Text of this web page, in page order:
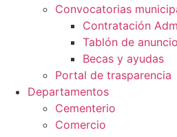
Convocatorias
Contratación
Tablón de
Becas y ayudas
Portal de trasparencia
Departamentos
Cementerio
Comercio